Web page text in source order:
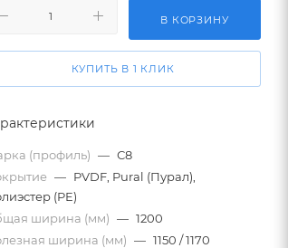
В КОРЗИНУ
КУПИТЬ В 1 КЛИК
(профиль) — С8
— PVDF, Pural (Пурал),
(PE)
ширина (мм) — 1200
ширина (мм) — 1150 / 1170